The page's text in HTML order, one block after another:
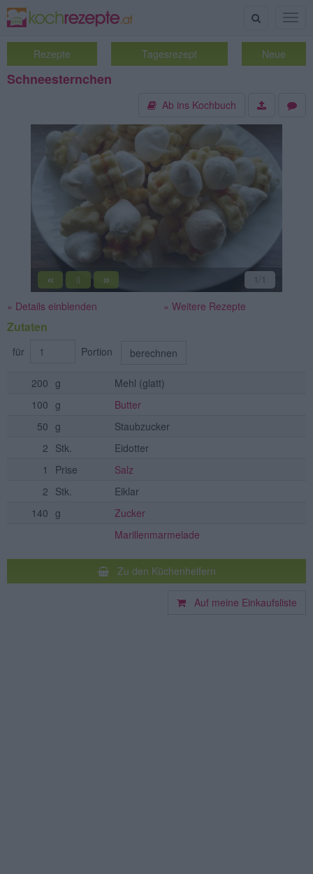
Suche
Rezepte Tagesrezept Neue
Schneesternchen
Ab ins Kochbuch
« || » 1 /1
» Details einblenden » Weitere Rezepte
Zutaten
für Portion berechnen
200 g Mehl (glatt)
100 g
Butter
50 g
Staubzucker
2 Stk.
Eidotter
1
Prise
Salz
2 Stk.
Eiklar
140 g
Zucker
Marillenmarmelade
Zu den Küchenhelfern
Auf meine Einkaufsliste